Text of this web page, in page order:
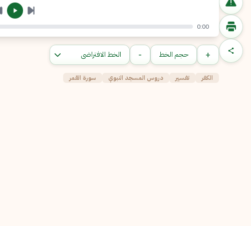
0:00
+ حجم الخط -
الكفر تفسير دروس المسجد النبوي سورة القمر